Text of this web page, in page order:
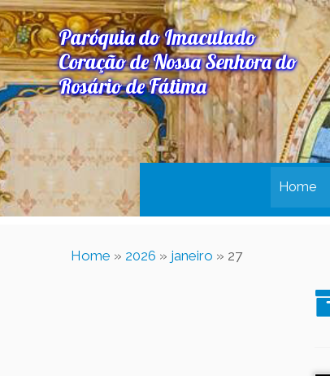
Paróquia do Imaculado
Coração de Nossa Senhora do
Rosário de Fátima
Home
Home » 2026 » janeiro » 27